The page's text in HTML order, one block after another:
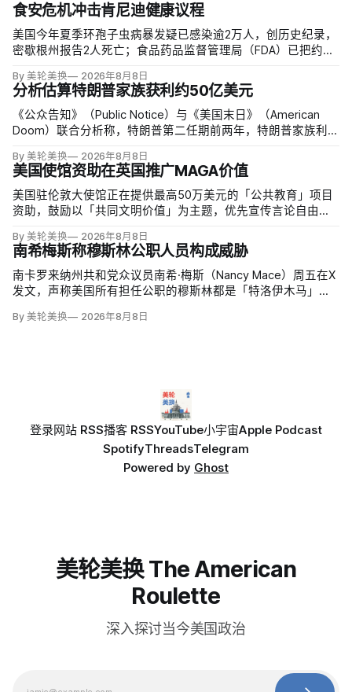
食安危机冲击肯尼迪健康议程
美国今年夏季环孢子虫病暴发疑已感染逾2万人，创历史纪录，
密歇根州报告2人死亡；食品药品监督管理局（FDA）已把约
来，但其余来源仍未查清。
By 美轮美换 2026年8月8日
分析估算特朗普家族获利约50亿美元
《公众告知》（Public Notice）与《美国末日》（American
Doom）联合分析称，特朗普第二任期前两年，特朗普家族利润
22.5亿美元、外国授权业务2025年收入6100万美元；
By 美轮美换 2026年8月8日
美国使馆资助在英国推广MAGA价值
美国驻伦敦大使馆正在提供最高50万美元的「公共教育」项目
资助，鼓励以「共同文明价值」为主题，优先宣传言论自由、
念。英国自由民主党议员丽莎·斯玛特（Lisa Smart）指责特朗
普政府用「MAGA资金」干预英国民主；
By 美轮美换 2026年8月8日
南希梅斯称穆斯林公职人员构成威胁
南卡罗来纳州共和党众议员南希·梅斯（Nancy Mace）周五在X
发文，声称美国所有担任公职的穆斯林都是「特洛伊木马」，
默」。截至浏览器核验时，这条帖子获得约440万次浏览、6.2
By 美轮美换 2026年8月8日
登录网站 RSS播客 RSSYouTube小宇宙Apple Podcast
SpotifyThreadsTelegram
Powered by Ghost
美轮美换 The American
Roulette
深入探讨当今美国政治